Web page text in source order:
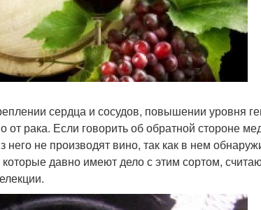
сердца и сосудов, повышении уровня
от рака. Если говорить об обратной стороне
него не производят вино, так как в нем
давно имеют дело с этим сортом,